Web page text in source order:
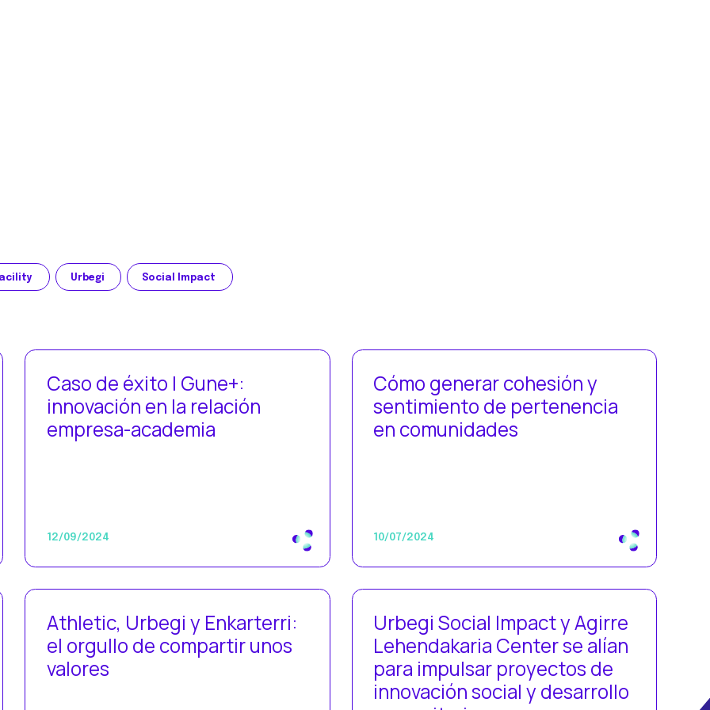
Urbegi Social Impact
Caso de éxito | Gune+:
innovación en la relación
empresa-academia
12/09/2024
Cómo generar cohesión y
sentimiento de pertenencia
en comunidades
10/07/2024
Athletic, Urbegi y Enkarterri:
el orgullo de compartir unos
valores
Urbegi Social Impact y Agirre
Lehendakaria Center se alían
para impulsar proyectos de
innovación social y desarrollo